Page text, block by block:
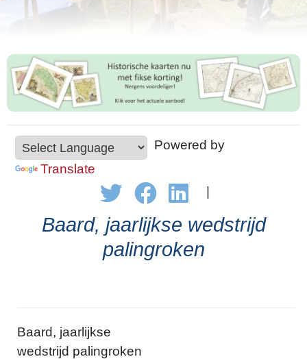
Powered by
Translate
Baard, jaarlijkse wedstrijd
palingroken
Baard, jaarlijkse
wedstrijd palingroken